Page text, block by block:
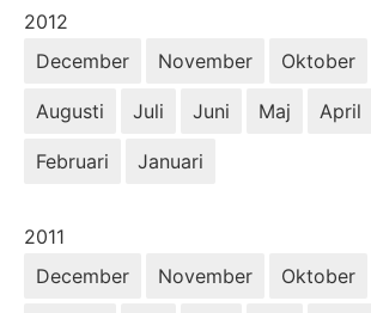
År:
2012
December
November Oktober
Augusti Juli Juni Maj April
Februari Januari
År:
2011
December
November Oktober